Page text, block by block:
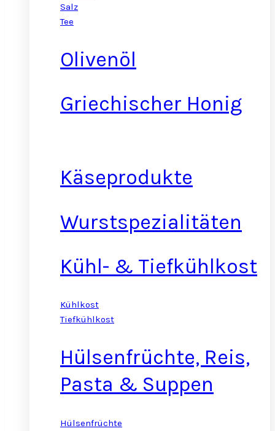
Salz
Tee
Olivenöl
Griechischer Honig
Käseprodukte
Wurstspezialitäten
Kühl- & Tiefkühlkost
Kühlkost
Tiefkühlkost
Hülsenfrüchte, Reis,
Pasta & Suppen
Hülsenfrüchte